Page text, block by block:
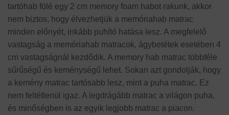
tartóhab fölé egy 2 cm memory foam habot rakunk, akkor
nem biztos, hogy élvezhetjük a memóriahab matrac
minden előnyét, inkább puhító hatása lesz. A megfelelő
vastagság a memóriahab matracok, ágybetétek esetében 4
cm vastagságnál kezdődik. A memory hab matrac többféle
sűrűségű és keménységű lehet. Sokan azt gondolják, hogy
a kemény matrac tartósabb lesz, mint a puha matrac. Ez
nem feltétlenül igaz. A legdrágább matrac a világon puha,
és minőségben is az egyik legjobb matrac a piacon.